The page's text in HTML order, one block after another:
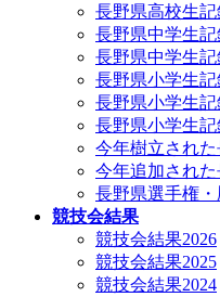
長野県高校生記
長野県中学生記
長野県中学生記
長野県小学生記
長野県小学生記
長野県小学生
今年樹立され
今年追加され
長野県選手権
競技会結果
競技会結果2026
競技会結果2025
競技会結果2024